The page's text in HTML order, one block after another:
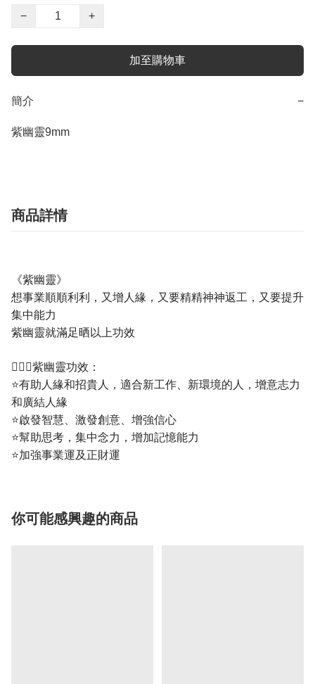
−
+
加至購物車
簡介 −
紫幽靈9mm
商品詳情
《紫幽靈》
想事業順順利利，又增人緣，又要精精神神返工，又要提升
集中能力
紫幽靈就滿足晒以上功效
💁🏼‍♀️紫幽靈功效：
⭐️有助人緣和招貴人，適合新工作、新環境的人，增意志力
和廣結人緣
⭐️啟發智慧、激發創意、增強信心
⭐️幫助思考，集中念力，增加記憶能力
⭐️加強事業運及正財運
你可能感興趣的商品